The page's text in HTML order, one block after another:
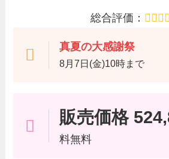
総合評価：
真夏の大感謝祭
8月7日(金)10時まで
販売価格
料無料